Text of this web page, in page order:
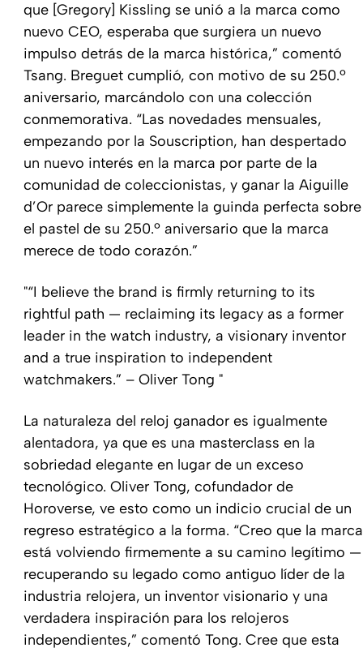
que [Gregory] Kissling se unió a la marca como
nuevo CEO, esperaba que surgiera un nuevo
impulso detrás de la marca histórica,” comentó
Tsang. Breguet cumplió, con motivo de su 250.º
aniversario, marcándolo con una colección
conmemorativa. “Las novedades mensuales,
empezando por la Souscription, han despertado
un nuevo interés en la marca por parte de la
comunidad de coleccionistas, y ganar la Aiguille
d’Or parece simplemente la guinda perfecta sobre
el pastel de su 250.º aniversario que la marca
merece de todo corazón.”
“I believe the brand is firmly returning to its
rightful path — reclaiming its legacy as a former
leader in the watch industry, a visionary inventor
and a true inspiration to independent
watchmakers.” – Oliver Tong
La naturaleza del reloj ganador es igualmente
alentadora, ya que es una masterclass en la
sobriedad elegante en lugar de un exceso
tecnológico. Oliver Tong, cofundador de
Horoverse, ve esto como un indicio crucial de un
regreso estratégico a la forma. “Creo que la marca
está volviendo firmemente a su camino legítimo —
recuperando su legado como antiguo líder de la
industria relojera, un inventor visionario y una
verdadera inspiración para los relojeros
independientes,” comentó Tong. Cree que esta